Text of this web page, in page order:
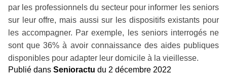
par les professionnels du secteur pour informer les seniors
sur leur offre, mais aussi sur les dispositifs existants pour
les accompagner. Par exemple, les seniors interrogés ne
sont que 36% à avoir connaissance des aides publiques
disponibles pour adapter leur domicile à la vieillesse.
Publié dans Senioractu du 2 décembre 2022